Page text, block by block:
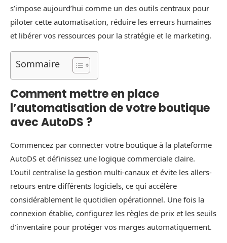
s’impose aujourd’hui comme un des outils centraux pour
piloter cette automatisation, réduire les erreurs humaines
et libérer vos ressources pour la stratégie et le marketing.
Sommaire
Comment mettre en place
l’automatisation de votre boutique
avec AutoDS ?
Commencez par connecter votre boutique à la plateforme
AutoDS et définissez une logique commerciale claire.
L’outil centralise la gestion multi-canaux et évite les allers-
retours entre différents logiciels, ce qui accélère
considérablement le quotidien opérationnel. Une fois la
connexion établie, configurez les règles de prix et les seuils
d’inventaire pour protéger vos marges automatiquement.